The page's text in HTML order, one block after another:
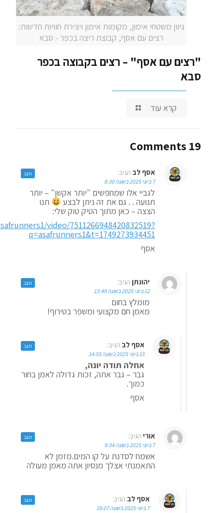
גיוון משטחי אימון, מקומות אימון ויצירת חוויות חדשות:
רצים עם אסף, קבוצת ריצה בכפר - סבא
"רצים עם אסף" – רצים בקבוצה בכפר
סבא
קרא עוד
19 Comments
אסף לב הגיב:
7 ביוני 2025 בשעה 8:30
לגביי אלו שמחפשים "יותר אקשן" – יותר
תנועה . . גם את זה ניתן לבצע
תנו
הצצה – כאן מתוך הטיק טוק שלי:
video/7511266948420832519?
q=asafrunners1&t=1749273934451
אסף
הגב
יהונתן הגיב:
12 ביוני 2025 בשעה 13:49
מומלץ בחום
מאמן חם מקצועי ומשפר בטירוף!
הגב
אסף לב הגיב:
13 ביוני 2025 בשעה 14:55
אחלה תודה יונה,
גבר – גבר אתה, זכות גדולה לאמן בחור
כמוך.
אסף
הגב
אורי הגיב:
7 ביוני 2025 בשעה 9:34
אשמח לסדנת על קו המים.מזמן לא
התאמנתי אצלך מנסיון אתה מאמן מעולה
הגב
אסף לב הגיב:
7 ביוני 2025 בשעה 19:07
הגב